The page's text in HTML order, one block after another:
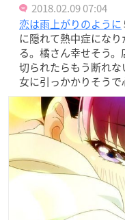
2018.02.09 07:04
恋は雨上がりのように
に隠れて熱中症にな
る。橘さん幸せそう
切られたらもう断れ
女に引っかかりそう